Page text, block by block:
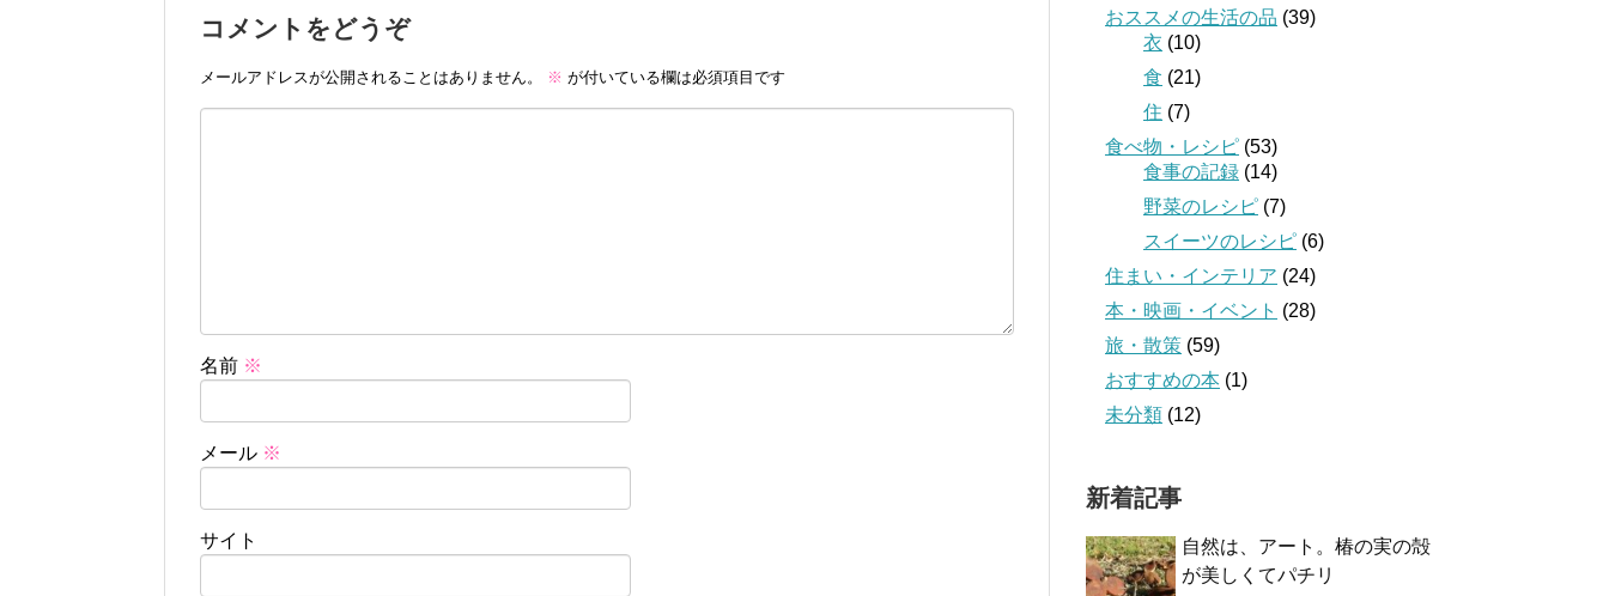
コメントをどうぞ
メールアドレスが公開されることはありません。 ※ が付いている欄は必須項目です
名前 ※
メール ※
サイト
おススメの生活の品 (39)
衣 (10)
食 (21)
住 (7)
食べ物・レシピ (53)
食事の記録 (14)
野菜のレシピ (7)
スイーツのレシピ (6)
住まい・インテリア (24)
本・映画・イベント (28)
旅・散策 (59)
おすすめの本 (1)
未分類 (12)
新着記事
自然は、アート。椿の実の殻
が美しくてパチリ